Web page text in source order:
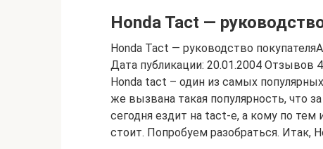
Honda Tact —
Honda Tact — руководство
Дата публикации: 20.01.2004 Отзывов
Honda tact – один из самых
же вызвана такая популярность, что
сегодня ездит на tact-е, а кому по
стоит. Попробуем разобраться. Итак,